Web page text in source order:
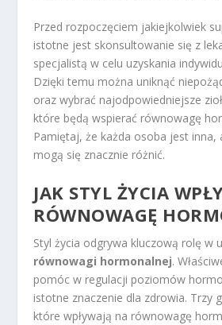
Przed rozpoczęciem jakiejkolwiek
istotne jest skonsultowanie się z
specjalistą w celu uzyskania
Dzięki temu można uniknąć
oraz wybrać najodpowiedniejsze
które będą wspierać równowagę
Pamiętaj, że każda osoba jest inna,
mogą się znacznie różnić.
JAK STYL ŻYCIA
RÓWNOWAGĘ
Styl życia odgrywa kluczową rolę w
równowagi hormonalnej.
pomóc w regulacji poziomów
istotne znaczenie dla zdrowia. Trzy
które wpływają na równowagę